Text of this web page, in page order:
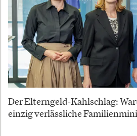
Der Elterngeld-Kahlschlag:
einzig verlässliche